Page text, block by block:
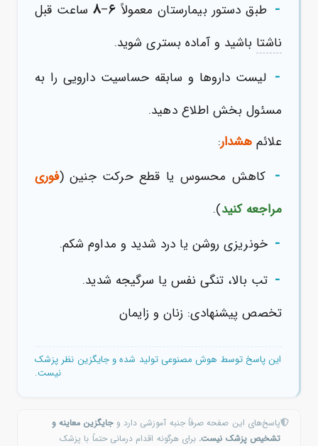
- طبق دستور بیمارستان معمولاً۶–۸ساعت قبل
ناشتا باشید و آماده بستری شوید.
- لیست داروها و سابقه حساسیت دارویی را به
مسئول بخش اطلاع دهید.
علائم هشدار:
- کاهش محسوس یا قطع حرکت جنین (فوری
مراجعه کنید).
- خونریزی روشن یا درد شدید و مداوم شکم.
- تب بالا، تنگی نفس یا سرگیجه شدید.
تخصص پیشنهادی: زنان و زایمان
این پاسخ توسط هوش مصنوعی تولید شده و جایگزین نظر پزشک
نیست.
پاسخ‌های این صفحه صرفاً جنبه آموزشی دارد وجایگزین معاینه و
تشخیص پزشک نیست. برای هرگونه اقدام درمانی حتماً با پزشک